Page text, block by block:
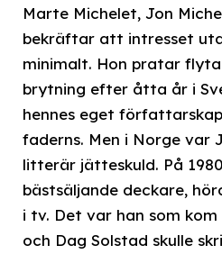
Marte Michelet, Jon
bekräftar att intresset
minimalt. Hon pratar
brytning efter åtta år i
hennes eget
faderns. Men i Norge var
litterär jätteskuld. På
bästsäljande deckare,
i tv. Det var han som
och Dag Solstad skulle